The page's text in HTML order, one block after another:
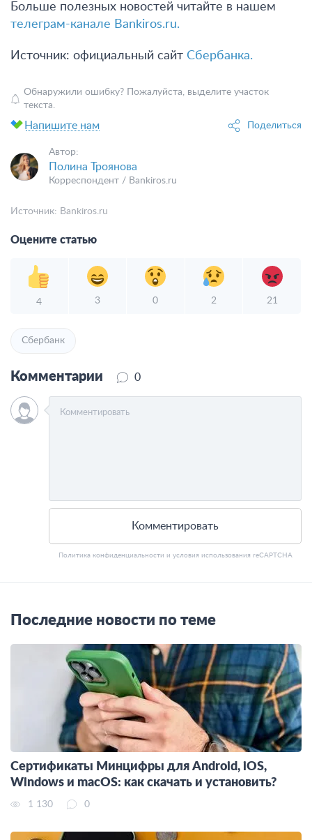
Больше полезных новостей читайте в нашем
телеграм-канале Bankiros.ru.
Источник: официальный сайт Сбербанка.
Обнаружили ошибку? Пожалуйста, выделите участок
текста.
Напишите нам Поделиться
Автор:
Полина Троянова
Корреспондент / Bankiros.ru
Источник: Bankiros.ru
Оцените статью
4 3 0 2 21
Сбербанк
Комментарии 0
Комментировать
Политика конфиденциальности и условия использования reCAPTCHA
Последние новости по теме
Сертификаты Минцифры для Android, iOS,
Windows и macOS: как скачать и установить?
1 130 0